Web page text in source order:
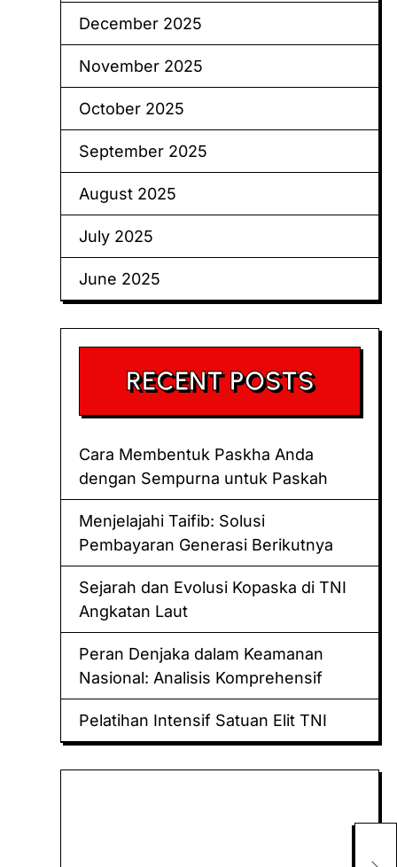
December 2025
November 2025
October 2025
September 2025
August 2025
July 2025
June 2025
RECENT POSTS
Cara Membentuk Paskha Anda
dengan Sempurna untuk Paskah
Menjelajahi Taifib: Solusi
Pembayaran Generasi Berikutnya
Sejarah dan Evolusi Kopaska di TNI
Angkatan Laut
Peran Denjaka dalam Keamanan
Nasional: Analisis Komprehensif
Pelatihan Intensif Satuan Elit TNI